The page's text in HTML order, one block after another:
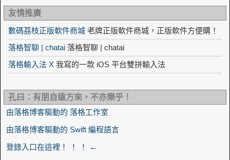
友情推廣
數碼荔枝正版軟件商城 老牌正版軟件商城，正版軟件方便購！
落格智聊 | chatai 落格智聊 | chatai
落格輸入法 X 我寫的一款 iOS 平台雙拼輸入法
孔曰：有朋自遠方來，不亦樂乎！
由落格博客驅動的 落格工作室
由落格博客驅動的 Swift 編程語言
登錄入口在這裡！ ！ ！ ←